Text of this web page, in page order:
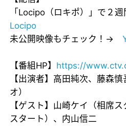
「Locipo（ロキポ）」で２
Locipo
未公開映像もチェック！→
【番組HP】 https://
【出演者】高田純次、藤森
オ）
【ゲスト】山崎ケイ（相席
スタート）、内山信二